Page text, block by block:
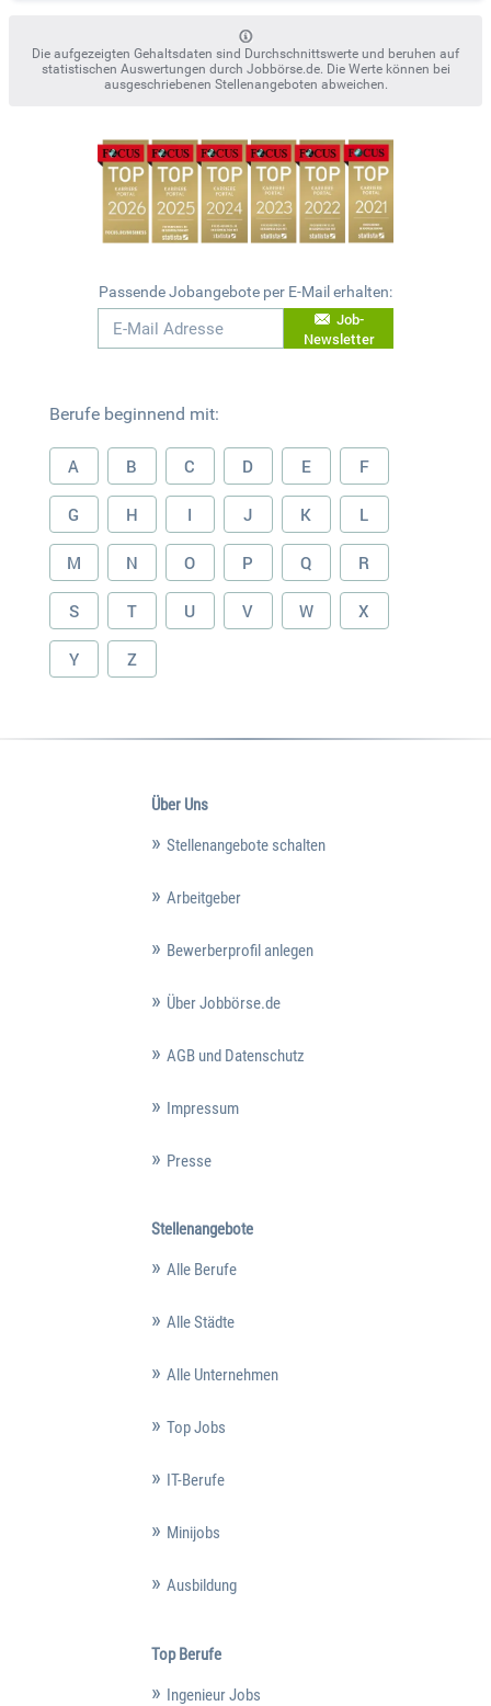
Die aufgezeigten Gehaltsdaten sind Durchschnittswerte und beruhen auf
statistischen Auswertungen durch Jobbörse.de. Die Werte können bei
ausgeschriebenen Stellenangeboten abweichen.
Passende Jobangebote per E-Mail erhalten:
Job-
Newsletter
Berufe beginnend mit:
A B C D E F
G H I J K L
M N O P Q R
S T U V W X
Y Z
Über Uns
Stellenangebote schalten
Arbeitgeber
Bewerberprofil anlegen
Über Jobbörse.de
AGB und Datenschutz
Impressum
Presse
Stellenangebote
Alle Berufe
Alle Städte
Alle Unternehmen
Top Jobs
IT-Berufe
Minijobs
Ausbildung
Top Berufe
Ingenieur Jobs